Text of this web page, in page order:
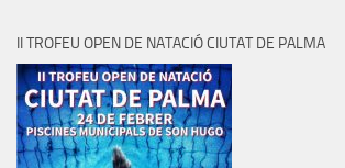
II TROFEU OPEN DE NATACIÓ CIUTAT DE PALMA